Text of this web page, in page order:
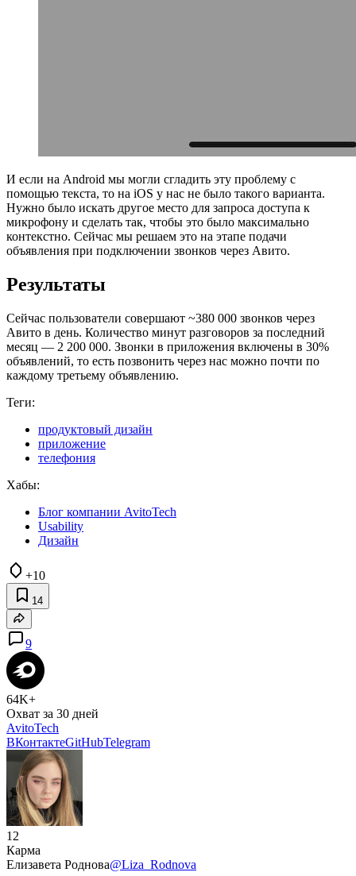
И если на Android мы могли сгладить эту проблему с
помощью текста, то на iOS у нас не было такого варианта.
Нужно было искать другое место для запроса доступа к
микрофону и сделать так, чтобы это было максимально
контекстно. Сейчас мы решаем это на этапе подачи
объявления при подключении звонков через Авито.
Результаты
Сейчас пользователи совершают ~380 000 звонков через
Авито в день. Количество минут разговоров за последний
месяц — 2 200 000. Звонки в приложения включены в 30%
объявлений, то есть позвонить через нас можно почти по
каждому третьему объявлению.
Теги:
продуктовый дизайн
приложение
телефония
Хабы:
Блог компании AvitoTech
Usability
Дизайн
+10
14
9
64K+
Охват за 30 дней
AvitoTech
ВКонтактеGitHubTelegram
12
Карма
Елизавета Роднова@Liza_Rodnova